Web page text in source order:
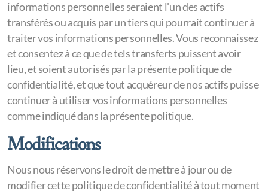
informations personnelles seraient l'un des actifs
transférés ou acquis par un tiers qui pourrait continuer à
traiter vos informations personnelles. Vous reconnaissez
et consentez à ce que de tels transferts puissent avoir
lieu, et soient autorisés par la présente politique de
confidentialité, et que tout acquéreur de nos actifs puisse
continuer à utiliser vos informations personnelles
comme indiqué dans la présente politique.
Modifications
Nous nous réservons le droit de mettre à jour ou de
modifier cette politique de confidentialité à tout moment